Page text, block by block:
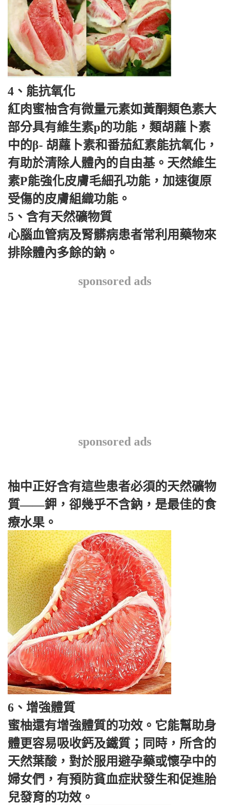
4、能抗氧化
紅肉蜜柚含有微量元素如黃酮類色素大
部分具有維生素p的功能，類胡蘿卜素
中的β- 胡蘿卜素和番茄紅素能抗氧化，
有助於清除人體內的自由基。天然維生
素P能強化皮膚毛細孔功能，加速復原
受傷的皮膚組織功能。
5、含有天然礦物質
心腦血管病及腎髒病患者常利用藥物來
排除體內多餘的鈉。
sponsored ads
sponsored ads
柚中正好含有這些患者必須的天然礦物
質——鉀，卻幾乎不含鈉，是最佳的食
療水果。
6、增強體質
蜜柚還有增強體質的功效。它能幫助身
體更容易吸收鈣及鐵質；同時，所含的
天然葉酸，對於服用避孕藥或懷孕中的
婦女們，有預防貧血症狀發生和促進胎
兒發育的功效。